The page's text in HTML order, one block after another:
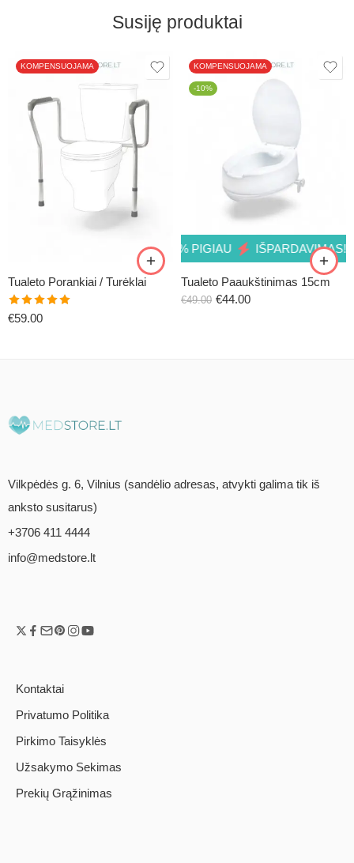
Susiję produktai
KOMPENSUOJAMA
Tualeto Porankiai / Turėklai
Įvertinimas:
€59.00
KOMPENSUOJAMA
-10%
IŠPARDAVIMAS! 10% PIGIAU IŠPARDAVIMAS!
Tualeto Paaukštinimas 15cm
€49.00 €44.00
Vilkpėdės g. 6, Vilnius (sandėlio adresas, atvykti galima tik iš
anksto susitarus)
+3706 411 4444
info@medstore.lt
Kontaktai
Privatumo Politika
Pirkimo Taisyklės
Užsakymo Sekimas
Prekių Grąžinimas